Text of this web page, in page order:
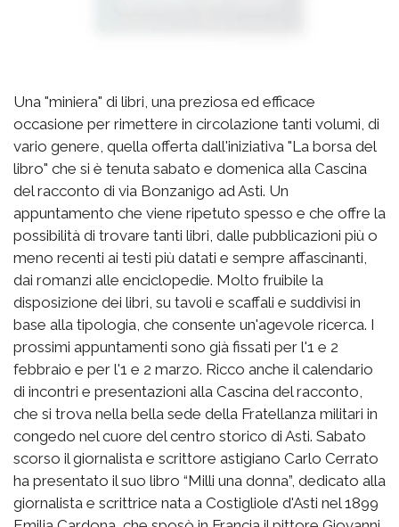
Una "miniera" di libri, una preziosa ed efficace
occasione per rimettere in circolazione tanti volumi, di
vario genere, quella offerta dall'iniziativa "La borsa del
libro" che si è tenuta sabato e domenica alla Cascina
del racconto di via Bonzanigo ad Asti. Un
appuntamento che viene ripetuto spesso e che offre la
possibilità di trovare tanti libri, dalle pubblicazioni più o
meno recenti ai testi più datati e sempre affascinanti,
dai romanzi alle enciclopedie. Molto fruibile la
disposizione dei libri, su tavoli e scaffali e suddivisi in
base alla tipologia, che consente un'agevole ricerca. I
prossimi appuntamenti sono già fissati per l'1 e 2
febbraio e per l'1 e 2 marzo. Ricco anche il calendario
di incontri e presentazioni alla Cascina del racconto,
che si trova nella bella sede della Fratellanza militari in
congedo nel cuore del centro storico di Asti. Sabato
scorso il giornalista e scrittore astigiano Carlo Cerrato
ha presentato il suo libro “Milli una donna”, dedicato alla
giornalista e scrittrice nata a Costigliole d'Asti nel 1899